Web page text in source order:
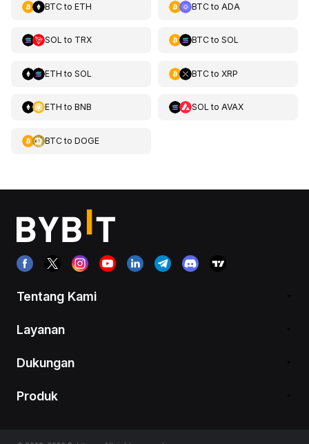
BTCto ETH BTCto ADA
SOL to TRX BTCto SOL
ETH to SOL BTCto XRP
ETH to BNB SOL to AVAX
BTCto DOGE
Tentang Kami
Layanan
Dukungan
Produk